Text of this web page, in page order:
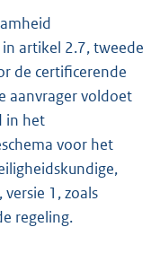
artikel 2.7, tweede
de certificerende
aanvrager voldoet
in het
voor het
1, zoals
regeling.